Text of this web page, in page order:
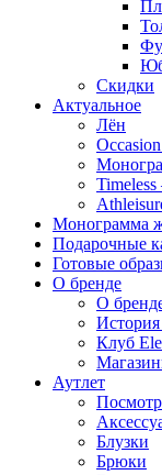
Скидки
Актуальное
Лён
Монограмма
Подарочные
Готовые
О бренде
О
История
Клуб
Аутлет
Блузки
Брюки